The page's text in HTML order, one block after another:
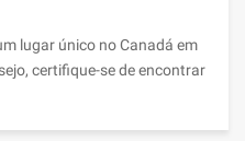
lugar único no Canadá em
certifique-se de encontrar